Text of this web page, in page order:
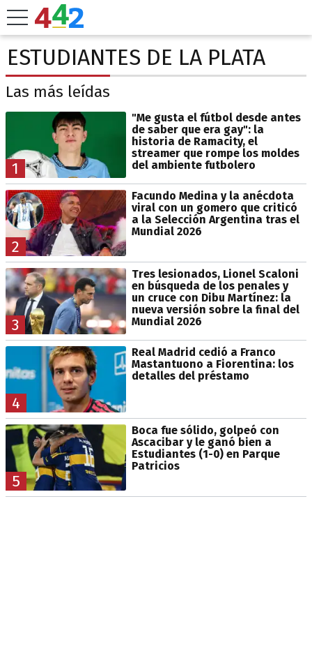
ESTUDIANTES DE LA PLATA
Las más leídas
1
"Me gusta el fútbol desde antes
de saber que era gay": la
historia de Ramacity, el
streamer que rompe los moldes
del ambiente futbolero
2
Facundo Medina y la anécdota
viral con un gomero que criticó
a la Selección Argentina tras el
Mundial 2026
3
Tres lesionados, Lionel Scaloni
en búsqueda de los penales y
un cruce con Dibu Martínez: la
nueva versión sobre la final del
Mundial 2026
4
Real Madrid cedió a Franco
Mastantuono a Fiorentina: los
detalles del préstamo
5
Boca fue sólido, golpeó con
Ascacibar y le ganó bien a
Estudiantes (1-0) en Parque
Patricios